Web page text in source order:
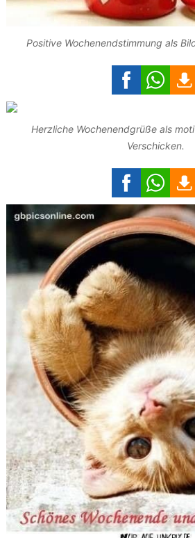
Positive Wochenendstimmung als
Herzliche Wochenendgrüße als
Verschicken.